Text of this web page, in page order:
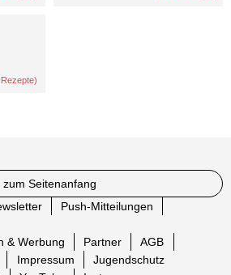
Rezepte)
zum Seitenanfang
Push-Mitteilungen
& Werbung Partner
AGB
Impressum
Jugendschutz